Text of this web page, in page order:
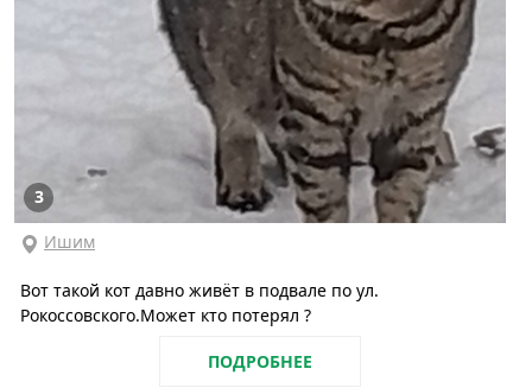
3
Ишим
Вот такой кот давно живёт в подвале по ул.
Рокоссовского.Может кто потерял ?
ПОДРОБНЕЕ